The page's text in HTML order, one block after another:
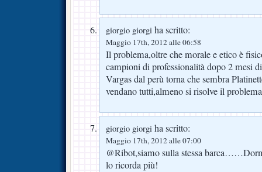
giorgio giorgi ha scritto:
Maggio 17th, 2012 alle 06:58
Il problema,oltre che morale e etico è
campioni di professionalità dopo 2 mesi
Vargas dal perù torna che sembra
vendano tutti,almeno si risolve il
giorgio giorgi ha scritto:
Maggio 17th, 2012 alle 07:00
@Ribot,siamo sulla stessa
lo ricorda più!